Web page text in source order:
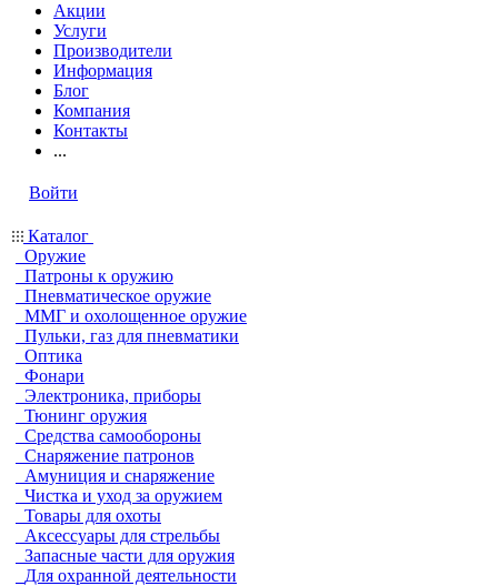
Акции
Услуги
Производители
Информация
Блог
Компания
Контакты
...
Войти
Каталог
Оружие
Патроны к оружию
Пневматическое оружие
ММГ и охолощенное оружие
Пульки, газ для пневматики
Оптика
Фонари
Электроника, приборы
Тюнинг оружия
Средства самообороны
Снаряжение патронов
Амуниция и снаряжение
Чистка и уход за оружием
Товары для охоты
Аксессуары для стрельбы
Запасные части для оружия
Для охранной деятельности